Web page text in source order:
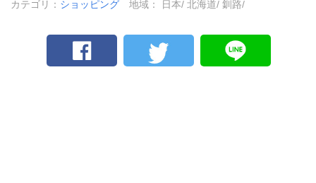
カテゴリ： ショッピング 地域： 日本/ 北海道/ 釧路/